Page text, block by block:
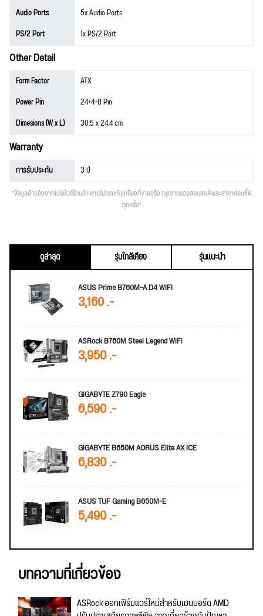
Audio Ports
5x Audio Ports
PS/2 Port
1x PS/2 Port
Other Detail
Form Factor
ATX
Power Pin
24+4+8 Pin
Dimesions (W x L)
30.5 x 24.4 cm
Warranty
การรับประกัน 3 ปี
*ข้อมูลอ้างอิงจากโปรชัวร์ร้านค้า อาจไม่ตรงกับเครื่องที่ขายจริง กรุณาตรวจสอบสเปคและราคาก่อนซื้อ
ทุกครั้ง*
ดูล่าสุด รุ่นใกล้เคียง
รุ่นแนะนำ
ASUS Prime B760M-A D4 WIFI
3,160 .-
ASRock B760M Steel Legend WiFi
3,950 .-
GIGABYTE Z790 Eagle
6,590 .-
GIGABYTE B650M AORUS Elite AX ICE
6,830 .-
ASUS TUF Gaming B650M-E
5,490 .-
บทความที่เกี่ยวข้อง
ASRock ออกเฟิร์มแวร์ใหม่สำหรับเมนบอร์ด AMD